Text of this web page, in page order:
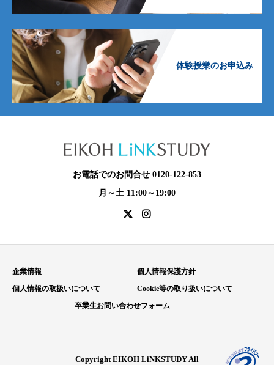
体験授業のお申込み
お電話でのお問合せ 0120-122-853
月～土 11:00～19:00
企業情報
個人情報保護方針
個人情報の取扱いについて
Cookie等の取り扱いについて
卒業生お問い合わせフォーム
Copyright EIKOH LiNKSTUDY All